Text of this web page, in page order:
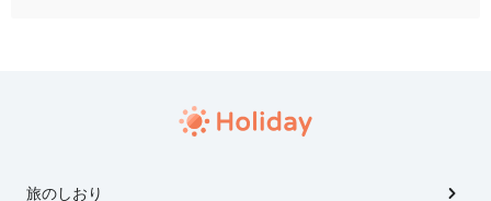
旅のしおり